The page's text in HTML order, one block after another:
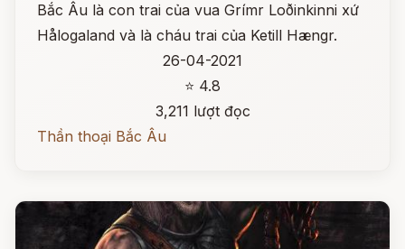
Bắc Âu là con trai của vua Grímr Loðinkinni xứ
Hålogaland và là cháu trai của Ketill Hængr.
26-04-2021
⭐ 4.8
3,211 lượt đọc
Thần thoại Bắc Âu